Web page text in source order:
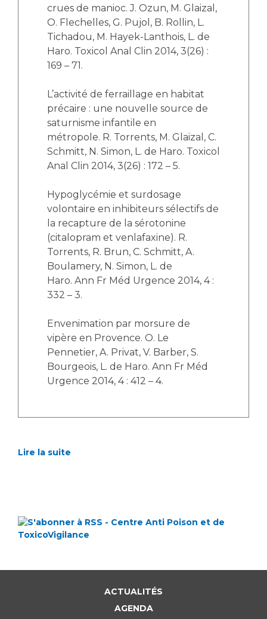
crues de manioc. J. Ozun, M. Glaizal,
O. Flechelles, G. Pujol, B. Rollin, L.
Tichadou, M. Hayek-Lanthois, L. de
Haro. Toxicol Anal Clin 2014, 3(26) :
169 – 71.
L’activité de ferraillage en habitat
précaire : une nouvelle source de
saturnisme infantile en
métropole. R. Torrents, M. Glaizal, C.
Schmitt, N. Simon, L. de Haro. Toxicol
Anal Clin 2014, 3(26) : 172 – 5.
Hypoglycémie et surdosage
volontaire en inhibiteurs sélectifs de
la recapture de la sérotonine
(citalopram et venlafaxine). R.
Torrents, R. Brun, C. Schmitt, A.
Boulamery, N. Simon, L. de
Haro. Ann Fr Méd Urgence 2014, 4 :
332 – 3.
Envenimation par morsure de
vipère en Provence. O. Le
Pennetier, A. Privat, V. Barber, S.
Bourgeois, L. de Haro. Ann Fr Méd
Urgence 2014, 4 : 412 – 4.
Lire la suite
ACTUALITÉS
AGENDA